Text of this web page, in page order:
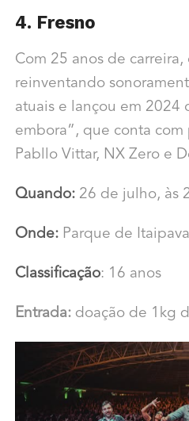
4. Fresno
Com 25 anos de carreira,
reinventando
atuais e lançou em 2024
embora”, que conta
Pabllo Vittar, NX Zero e
Quando: 26 de julho, às
Onde:Parque de Itaipava
Classificação: 16 anos
Entrada: doação de 1kg